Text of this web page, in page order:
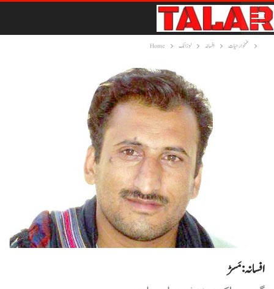
Home لوزانک افسانہ غمخوار حیات
افسانہ: مَسڑ